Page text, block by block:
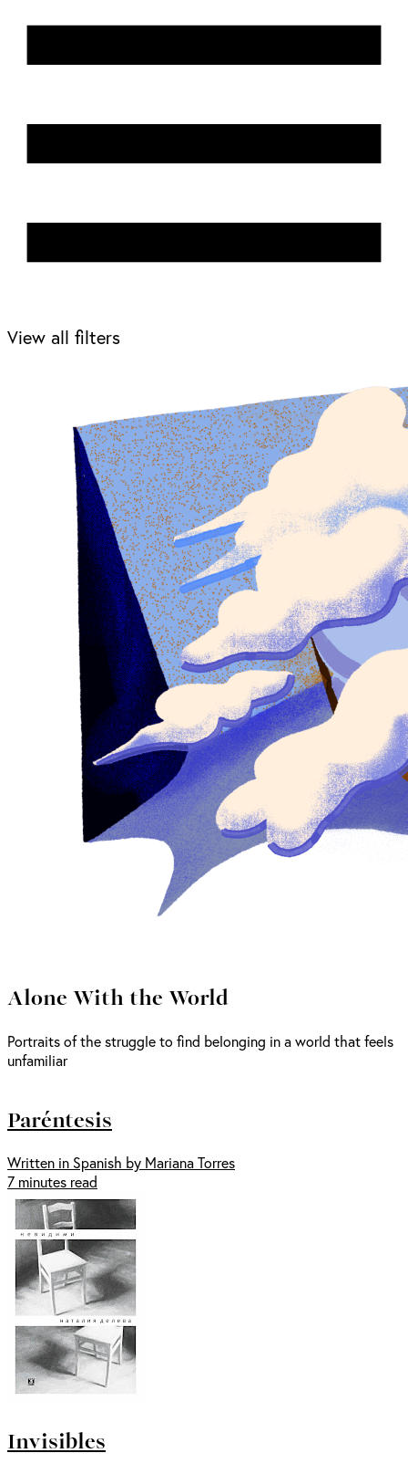
View all filters
Alone With the World
Portraits of the struggle to find belonging in a world that feels
unfamiliar
Paréntesis
Written in Spanish by Mariana Torres
7 minutes read
Invisibles